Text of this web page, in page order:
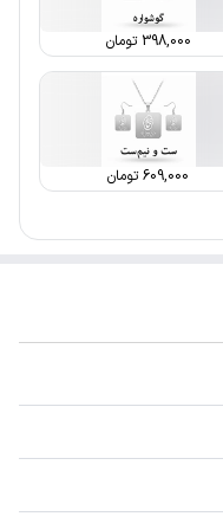
398,000 تومان
609,000تومان